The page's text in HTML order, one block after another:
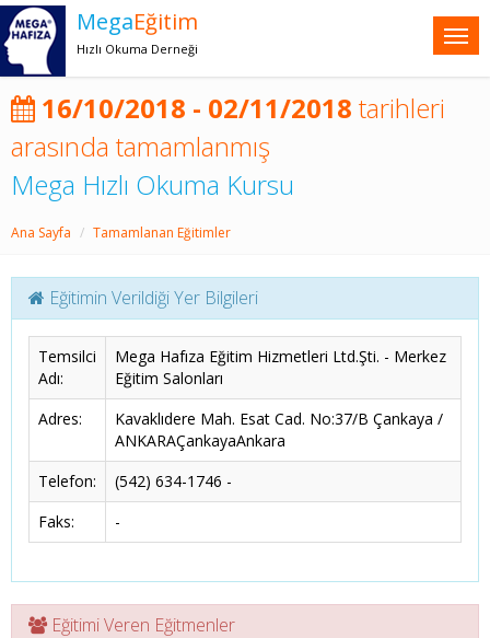
MegaEğitim
Hızlı Okuma Derneği
16/10/2018 - 02/11/2018 tarihleri
arasında tamamlanmış
Mega Hızlı Okuma Kursu
Ana Sayfa Tamamlanan Eğitimler
Eğitimin Verildiği Yer Bilgileri
Temsilci
Adı:
Mega Hafıza Eğitim Hizmetleri Ltd.Şti. - Merkez
Eğitim Salonları
Adres:
Kavaklıdere Mah. Esat Cad. No:37/B Çankaya /
ANKARAÇankayaAnkara
Telefon:
(542) 634-1746 -
Faks:
-
Eğitimi Veren Eğitmenler